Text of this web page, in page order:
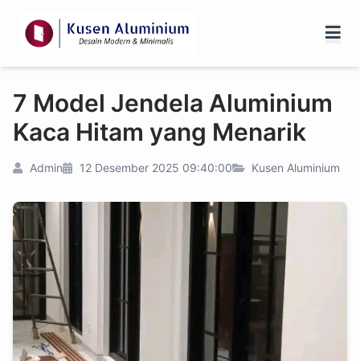
7 Model Jendela Aluminium
Kaca Hitam yang Menarik
Admin 12 Desember 2025 09:40:00 Kusen Aluminium